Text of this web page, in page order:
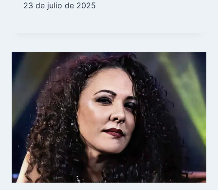
23 de julio de 2025